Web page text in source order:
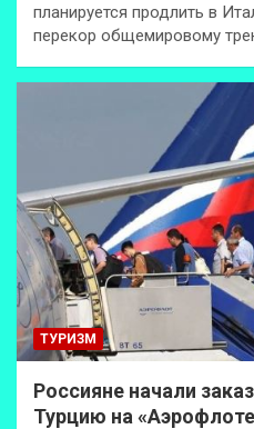
планируется продлить в
перекор общемировому
ТУРИЗМ
Россияне начали
Турцию на